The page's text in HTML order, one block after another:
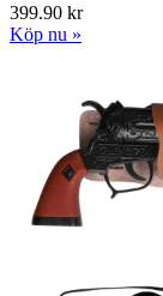
399.90 kr
Köp nu »